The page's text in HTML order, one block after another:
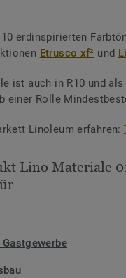
erdinspirierten
Etrusco xf² und
ist auch in R10 und
einer Rolle
Linoleum erfahren:
Lino Materiale